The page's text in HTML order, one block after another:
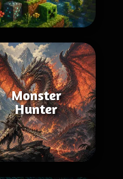
Monster
Hunter